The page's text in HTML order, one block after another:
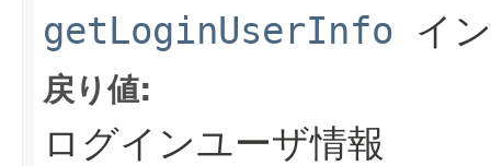
getLoginUserInfo イ
戻り値:
ログインユーザ情報